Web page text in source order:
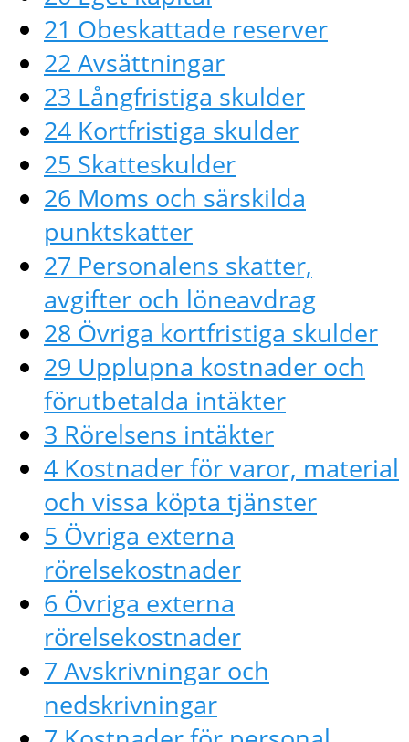
21 Obeskattade reserver
22 Avsättningar
23 Långfristiga skulder
24 Kortfristiga skulder
25 Skatteskulder
26 Moms och särskilda
punktskatter
27 Personalens skatter,
avgifter och löneavdrag
28 Övriga kortfristiga skulder
29 Upplupna kostnader och
förutbetalda intäkter
3 Rörelsens intäkter
4 Kostnader för varor, material
och vissa köpta tjänster
5 Övriga externa
rörelsekostnader
6 Övriga externa
rörelsekostnader
7 Avskrivningar och
nedskrivningar